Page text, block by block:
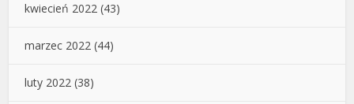
kwiecień 2022 (43)
marzec 2022 (44)
luty 2022 (38)